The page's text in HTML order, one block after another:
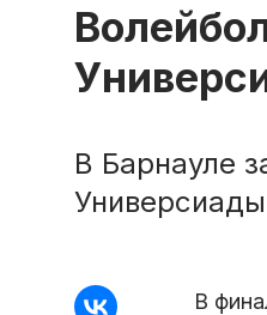
В Барнауле
В